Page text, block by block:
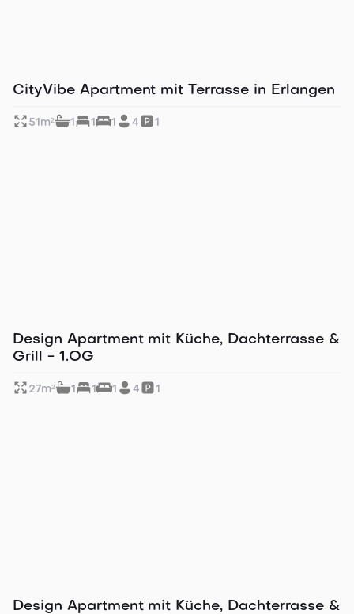
Ruhig gelegenes Apartment
CityVibe Apartment mit Terrasse in Erlangen
51 m² 1 1 1 4 1
in 13 Min. zu Fuß zur Altstadt
Design Apartment mit Küche, Dachterrasse &
Grill - 1.OG
27m² 1 1 1 4 1
in 13 Min. zu Fuß zur Altstadt
Design Apartment mit Küche, Dachterrasse &